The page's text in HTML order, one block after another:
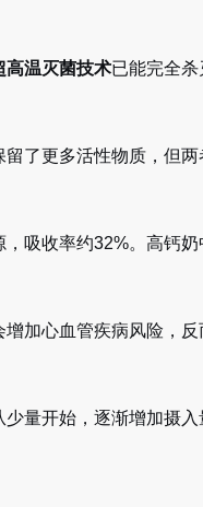
高温灭菌技术已能完全
了更多活性物质，但
吸收率约32%。高钙
加心血管疾病风险，反
少量开始，逐渐增加摄